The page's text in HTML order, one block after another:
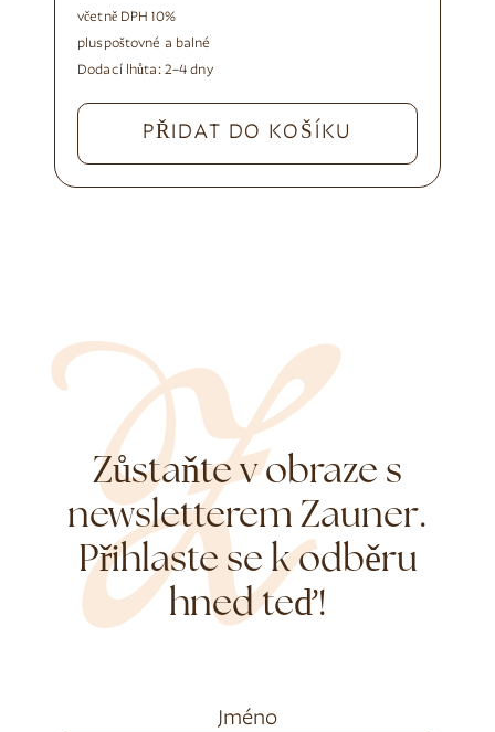
včetně DPH 10%
pluspoštovné a balné
Dodací lhůta: 2–4 dny
PŘIDAT DO KOŠÍKU
Zůstaňte v obraze s
newsletterem Zauner.
Přihlaste se k odběru
hned teď!
Jméno